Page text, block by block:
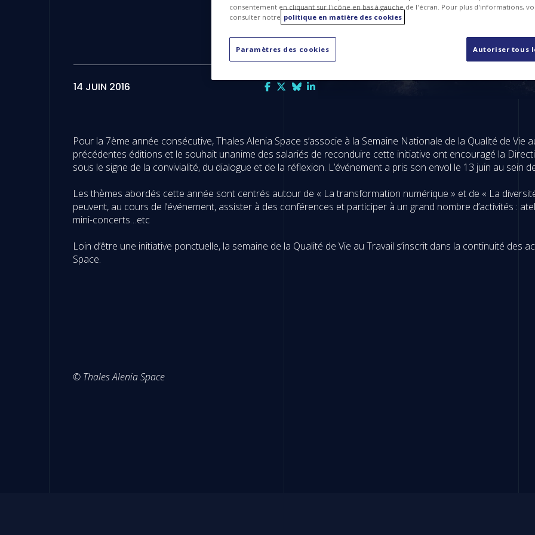
14 JUIN 2016
Pour la 7ème année consécutive, Thales Alenia Space s’associe à la Semaine Nationale de la Qualité de Vie
précédentes éditions et le souhait unanime des salariés de reconduire cette initiative ont encouragé la
sous le signe de la convivialité, du dialogue et de la réflexion. L’événement a pris son envol le 13 juin au sein
Les thèmes abordés cette année sont centrés autour de « La transformation numérique » et de « La
peuvent, au cours de l’événement, assister à des conférences et participer à un grand nombre d’activités :
mini-concerts…etc
Loin d’être une initiative ponctuelle, la semaine de la Qualité de Vie au Travail s’inscrit dans la continuité des
Space.
© Thales Alenia Space
consentement en cliquant sur l'icône en bas à gauche de l'écran. Pour plus d'informations,
consulter notre politique en matière des cookies
Paramètres des cookies Autoriser tous